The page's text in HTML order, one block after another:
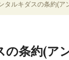
タルキダスの条約(ア
の条約(ア